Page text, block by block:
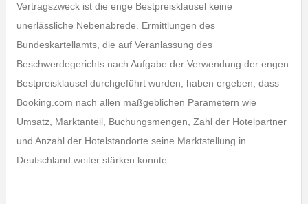
Vertragszweck ist die enge Bestpreisklausel keine
unerlässliche Nebenabrede. Ermittlungen des
Bundeskartellamts, die auf Veranlassung des
Beschwerdegerichts nach Aufgabe der Verwendung der engen
Bestpreisklausel durchgeführt wurden, haben ergeben, dass
Booking.com nach allen maßgeblichen Parametern wie
Umsatz, Marktanteil, Buchungsmengen, Zahl der Hotelpartner
und Anzahl der Hotelstandorte seine Marktstellung in
Deutschland weiter stärken konnte.